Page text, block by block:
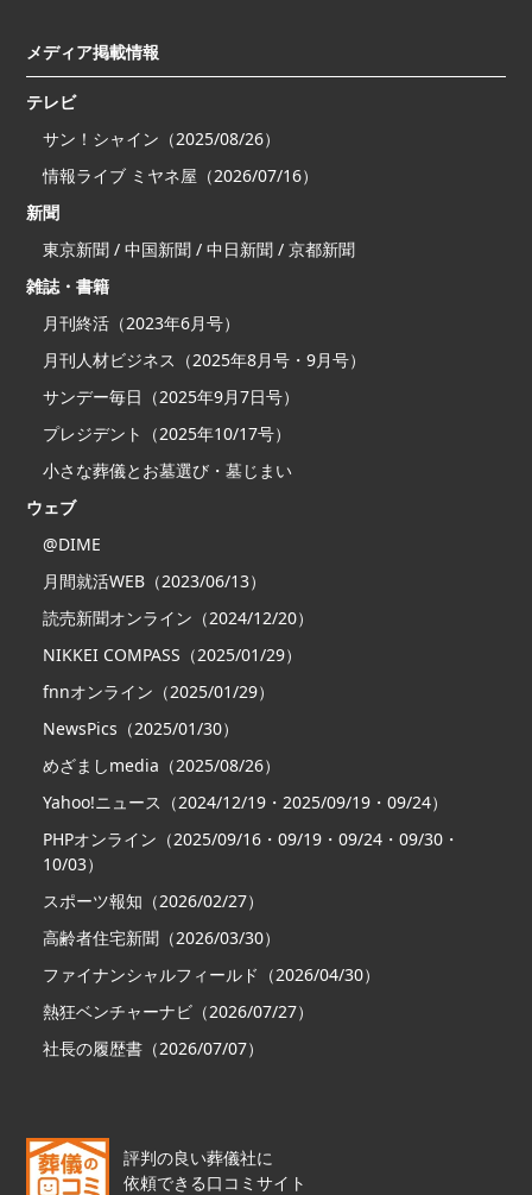
話番号）の場合
・不特定多数が閲覧可能なサイト（掲示板・SNS・ブログ等）へ紹
介コードを投稿・拡散した場合
【プレゼントの受け取り方法・時期】
末頃を目途に、双方の携帯電話番号へSMS（ショートメッセージ）
にてAmazonギフト券をお送りいたします。
は、施行後にご案内いたします。
SMSが受信できない携帯電話番号をご登録の場合、プレゼントをお
届けできませんのでご注意ください。
【免責・注意事項】
本キャンペーンは【株式会社ディライト】による提供です。本キャ
ンペーンについてのお問い合わせはAmazonではお受けしておりま
せん。【株式会社ディライト】キャンペーン事務局
【info@sougi.jp】までお願いいたします。
Amazon、Amazon.co.jp およびそれらのロゴは Amazon.com, Inc.
本キャンペーンは予告なく変更・終了する場合があります。
特典付与の状況確認のため、ご本人確認をさせていただく場合がご
個人情報の取り扱いについては、当社のプライバシーポリシーをご
確認ください。
【本キャンペーンに関するお問い合わせ】
運営：葬儀の口コミ 事務局
メール：info@sougi.jp
受付時間：9:00〜17:00（土日祝・年末年始を除く）
2026年2月 制定
メディア掲載情報
テレビ
サン！シャイン（2025/08/26）
情報ライブ ミヤネ屋（2026/07/16）
新聞
東京新聞 / 中国新聞 / 中日新聞 / 京都新聞
雑誌・書籍
月刊終活（2023年6月号）
月刊人材ビジネス（2025年8月号・9月号）
サンデー毎日（2025年9月7日号）
プレジデント（2025年10/17号）
小さな葬儀とお墓選び・墓じまい
ウェブ
@DIME
月間就活WEB（2023/06/13）
読売新聞オンライン（2024/12/20）
NIKKEI COMPASS（2025/01/29）
fnnオンライン（2025/01/29）
NewsPics（2025/01/30）
めざましmedia（2025/08/26）
Yahoo!ニュース（2024/12/19・2025/09/19・09/24）
PHPオンライン（2025/09/16・09/19・09/24・09/30・
10/03）
スポーツ報知（2026/02/27）
高齢者住宅新聞（2026/03/30）
ファイナンシャルフィールド（2026/04/30）
熱狂ベンチャーナビ（2026/07/27）
社長の履歴書（2026/07/07）
評判の良い葬儀社に
依頼できる口コミサイト